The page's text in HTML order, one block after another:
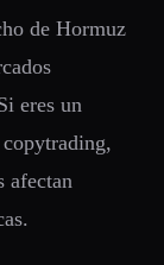
de Hormuz
eres un
afectan